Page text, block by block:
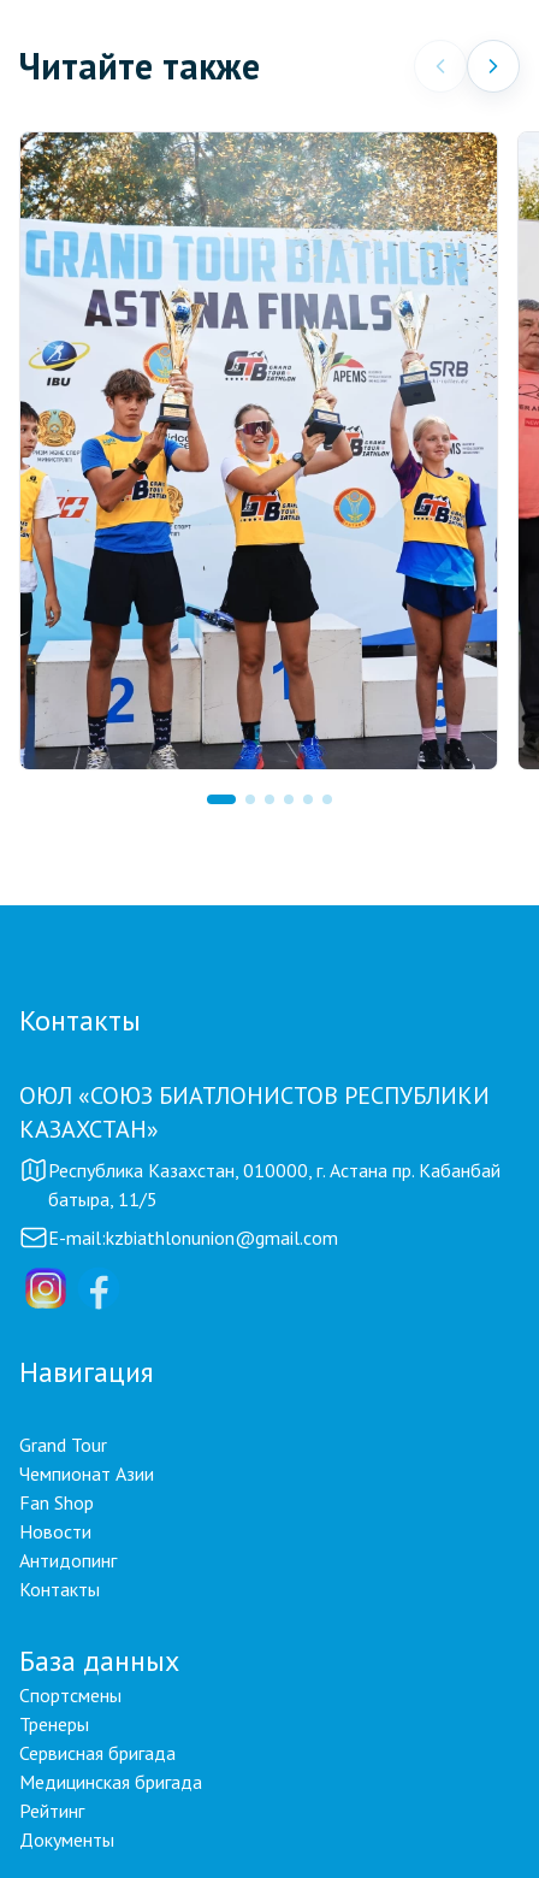
Читайте также
Контакты
ОЮЛ «СОЮЗ БИАТЛОНИСТОВ РЕСПУБЛИКИ
КАЗАХСТАН»
Республика Казахстан, 010000, г. Астана пр. Кабанбай
батыра, 11/5
E-mail:kzbiathlonunion@gmail.com
Навигация
Grand Tour
Чемпионат Азии
Fan Shop
Новости
Антидопинг
Контакты
База данных
Спортсмены
Тренеры
Сервисная бригада
Медицинская бригада
Рейтинг
Документы